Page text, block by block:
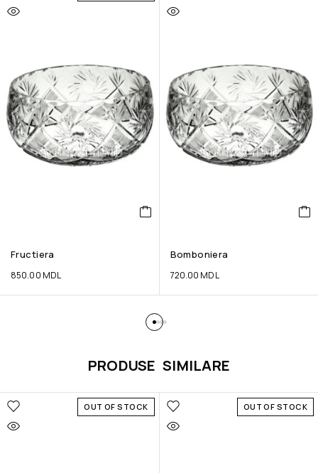
Fructiera
850.00 MDL
Bomboniera
720.00 MDL
PRODUSE SIMILARE
OUT OF STOCK OUT OF STOCK